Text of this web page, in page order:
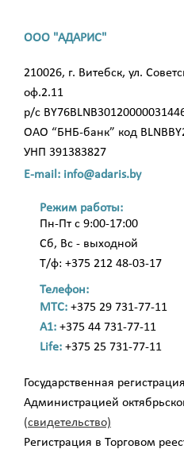
ООО "АДАРИС"
210026, г. Витебск, ул.
оф.2.11
р/с
ОАО “БНБ-банк” код
УНП 391383827
E-mail: info@adaris.by
Режим работы:
Пн-Пт с 9:00-17:00
Сб, Вс - выходной
Т/ф: +375 212 48-03-17
Телефон:
МТС: +375 29 731-77-11
A1: +375 44 731-77-11
Life: +375 25 731-77-11
Государственная
Администрацией
(свидетельство)
Регистрация в Торговом